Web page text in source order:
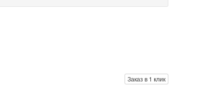
Заказ в 1 клик